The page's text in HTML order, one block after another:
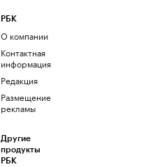
РБК
О компании
Контактная
информация
Редакция
Размещение
рекламы
Другие
продукты
РБК